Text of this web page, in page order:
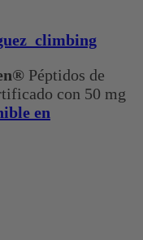
Péptidos de
con 50 mg
en